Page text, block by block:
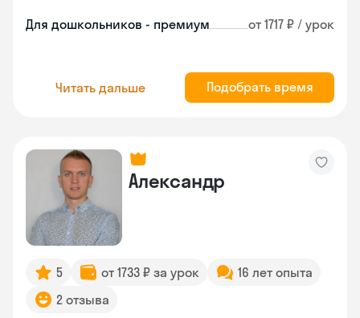
Для дошкольников - премиум от 1717 ₽ / урок
Читать дальше Подобрать время
Александр
5 от 1733 ₽ за урок
16 лет опыта
2 отзыва